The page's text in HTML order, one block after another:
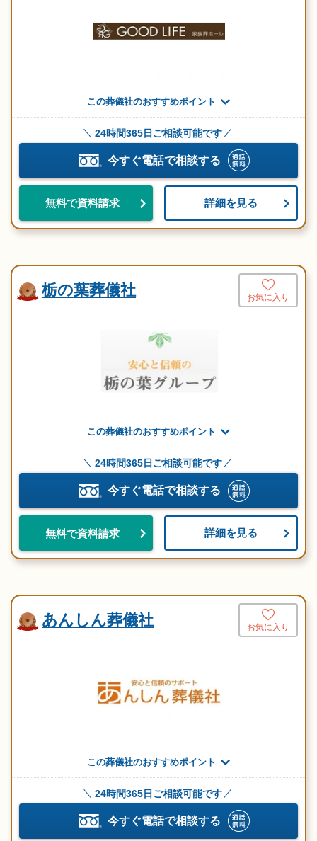
この葬儀社のおすすめポイント
24時間365日ご相談可能です
今すぐ電話で相談する
無料で資料請求 詳細を見る
栃の葉葬儀社 お気に入り
この葬儀社のおすすめポイント
24時間365日ご相談可能です
今すぐ電話で相談する
無料で資料請求 詳細を見る
あんしん葬儀社 お気に入り
この葬儀社のおすすめポイント
24時間365日ご相談可能です
今すぐ電話で相談する